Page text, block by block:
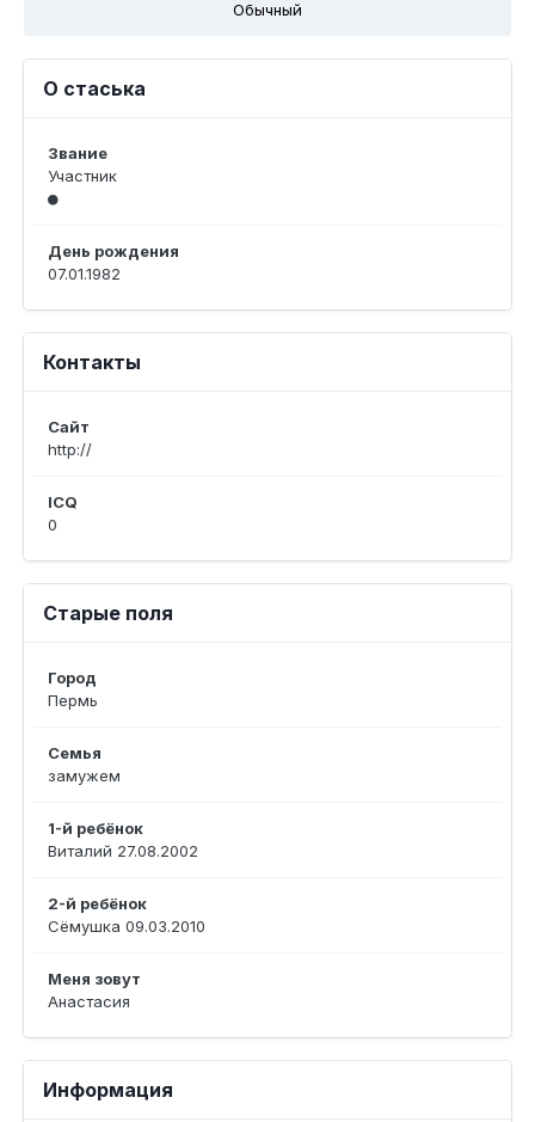
Обычный
О стаська
Звание
Участник
День рождения
07.01.1982
Контакты
Сайт
http://
ICQ
0
Старые поля
Город
Пермь
Семья
замужем
1-й ребёнок
Виталий 27.08.2002
2-й ребёнок
Сёмушка 09.03.2010
Меня зовут
Анастасия
Информация